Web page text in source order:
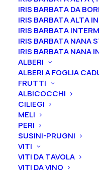
IRIS BARBATA DA
IRIS BARBATA ALTA
IRIS BARBATA
IRIS BARBATA NANA
IRIS BARBATA NANA
ALBERI
ALBERI A FOGLIA
FRUTTI
ALBICOCCHI
CILIEGI
MELI
PERI
SUSINI-PRUGNI
VITI
VITI DA TAVOLA
VITI DA VINO
cm di diametro)
sfumati al centro e
Rifiorente, cresce
60 cm in altezza. Ha
malattie, è una varietà
bene anche alla
La rosa è stata
origine indonesiana
Dimensione vaso
Svuota